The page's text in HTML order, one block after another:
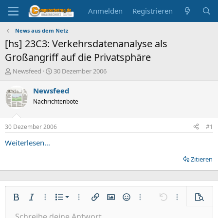
Anmelden Registrieren
News aus dem Netz
[hs] 23C3: Verkehrsdatenanalyse als
Großangriff auf die Privatsphäre
E
s
t
e
e
r
Newsfeed
E
s
t
e
l
t
30 Dezember 2006
Newsfeed
Nachrichtenbote
30 Dezember 2006 #1
Weiterlesen...
Zitieren
Fett KursivWeitere Einstellungen…
Liste
Nummerierte Liste
Ungeordnete Liste
Weitere Einstellungen…
Link einfügen
Bild einfügen
SmileysWeitere Einstellungen…
Rückgängig
Weitere